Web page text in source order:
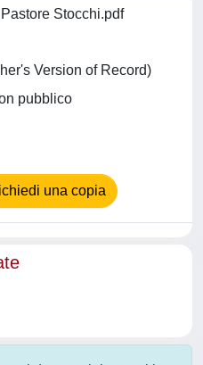
Stocchi.pdf
Version of Record)
pubblico
una copia